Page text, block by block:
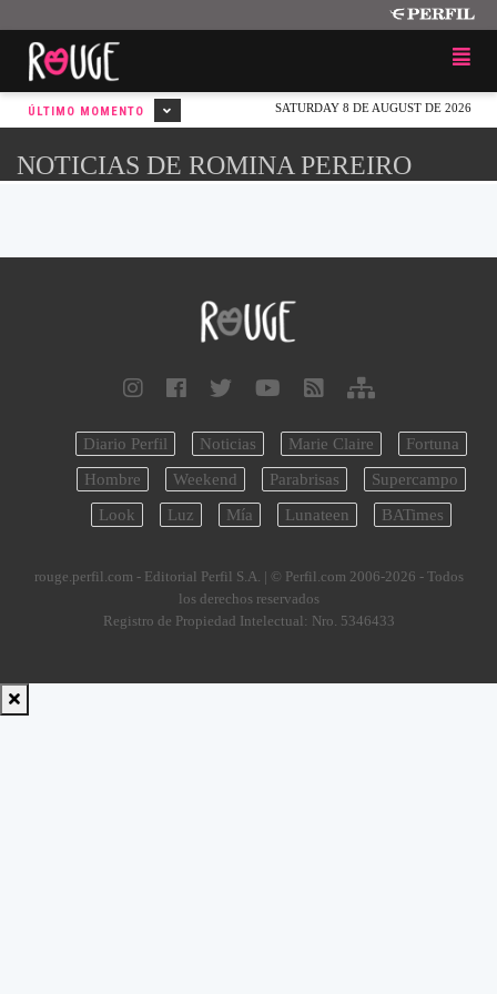
SATURDAY 8 DE AUGUST DE 2026
ÚLTIMO MOMENTO
NOTICIAS DE ROMINA PEREIRO
Diario Perfil Noticias Marie Claire
Fortuna
Hombre
Weekend Parabrisas
Supercampo
Look
Luz Mía Lunateen BATimes
rouge.perfil.com - Editorial Perfil S.A. | © Perfil.com 2006-2026 - Todos
los derechos reservados
Registro de Propiedad Intelectual: Nro. 5346433